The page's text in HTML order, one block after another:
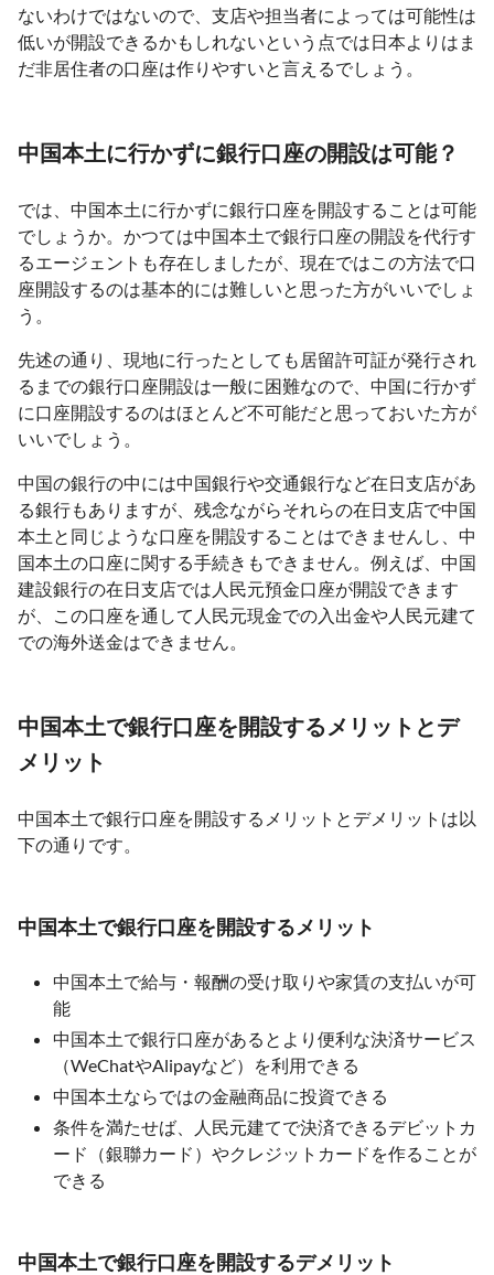
ないわけではないので、支店や担当者によっては可能性は
低いが開設できるかもしれないという点では日本よりはま
だ非居住者の口座は作りやすいと言えるでしょう。
中国本土に行かずに銀行口座の開設は可能？
では、中国本土に行かずに銀行口座を開設することは可能
でしょうか。かつては中国本土で銀行口座の開設を代行す
るエージェントも存在しましたが、現在ではこの方法で口
座開設するのは基本的には難しいと思った方がいいでしょ
う。
先述の通り、現地に行ったとしても居留許可証が発行され
るまでの銀行口座開設は一般に困難なので、中国に行かず
に口座開設するのはほとんど不可能だと思っておいた方が
いいでしょう。
中国の銀行の中には中国銀行や交通銀行など在日支店があ
る銀行もありますが、残念ながらそれらの在日支店で中国
本土と同じような口座を開設することはできませんし、中
国本土の口座に関する手続きもできません。例えば、中国
建設銀行の在日支店では人民元預金口座が開設できます
が、この口座を通して人民元現金での入出金や人民元建て
での海外送金はできません。
中国本土で銀行口座を開設するメリットとデ
メリット
中国本土で銀行口座を開設するメリットとデメリットは以
下の通りです。
中国本土で銀行口座を開設するメリット
中国本土で給与・報酬の受け取りや家賃の支払いが可
能
中国本土で銀行口座があるとより便利な決済サービス
（WeChatやAlipayなど）を利用できる
中国本土ならではの金融商品に投資できる
条件を満たせば、人民元建てで決済できるデビットカ
ード（銀聯カード）やクレジットカードを作ることが
できる
中国本土で銀行口座を開設するデメリット